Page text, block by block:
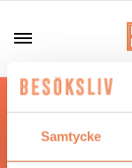
Samtycke
Hos oss
nyheter och
Besöksliv i